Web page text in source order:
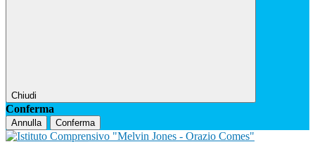
Chiudi
Conferma
Annulla Conferma